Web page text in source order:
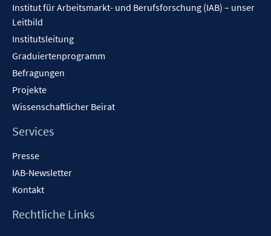
Institut für Arbeitsmarkt- und Berufsforschung (IAB) – unser
Leitbild
Institutsleitung
Graduiertenprogramm
Befragungen
Projekte
Wissenschaftlicher Beirat
Services
Presse
IAB-Newsletter
Kontakt
Rechtliche Links